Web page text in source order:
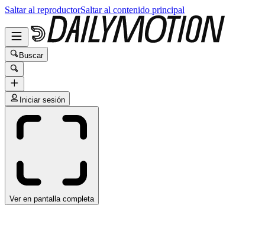
Saltar al reproductorSaltar al contenido principal
Buscar
Iniciar sesión
Ver en pantalla completa